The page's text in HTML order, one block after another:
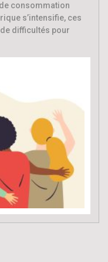
consommation
s’intensifie, ces
difficultés pour